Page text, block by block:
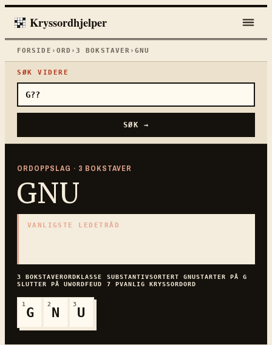
Kryssordhjelper
FORSIDE › ORD ›3 BOKSTAVER ›GNU
SØK VIDERE
SØK →
ORDOPPSLAG · 3 BOKSTAVER
GNU
VANLIGSTE LEDETRÅD
3 BOKSTAVERORDKLASSE SUBSTANTIVSORTERT GNUSTARTER PÅG
SLUTTER PÅUWORDFEUD 7 PVANLIG KRYSSORDORD
1
G
2
N
3
U